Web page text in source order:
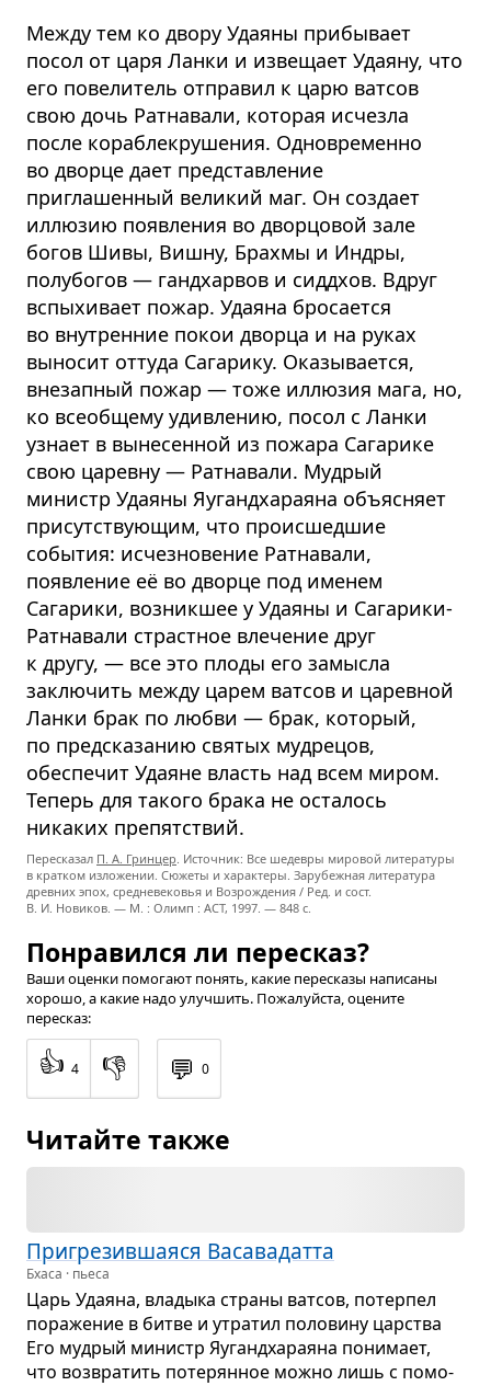
Между тем ко двору Удаяны прибывает
посол от царя Ланки и извещает Удаяну, что
его повелитель отправил к царю ватсов
свою дочь Ратнавали, которая исчезла
после корабле­крушения. Одновременно
во дворце дает представление
приглашенный великий маг. Он создает
иллюзию появления во дворцовой зале
богов Шивы, Вишну, Брахмы и Индры,
полубогов — гандхарвов и сиддхов. Вдруг
вспыхивает пожар. Удаяна бросается
во внутренние покои дворца и на руках
выносит оттуда Сагарику. Оказывается,
внезапный пожар — тоже иллюзия мага, но,
ко всеобщему удивлению, посол с Ланки
узнает в вынесенной из пожара Сагарике
свою царевну — Ратнавали. Мудрый
министр Удаяны Яугандхараяна объясняет
присутствующим, что происшедшие
события: исчезновение Ратнавали,
появление её во дворце под именем
Сагарики, возникшее у Удаяны и Сагарики-
Ратнавали страстное влечение друг
к другу, — все это плоды его замысла
заключить между царем ватсов и царевной
Ланки брак по любви — брак, который,
по предсказанию святых мудрецов,
обеспечит Удаяне власть над всем миром.
Теперь для такого брака не осталось
никаких препятствий.
Пересказал П. А. Гринцер . Источник: Все шедевры мировой литературы
в кратком изложении. Сюжеты и характеры. Зарубежная литература
древних эпох, средневековья и Возрождения / Ред. и сост.
В. И. Новиков. — М. : Олимп : ACT, 1997. — 848 с.
Понравился ли пересказ?
Ваши оценки помогают понять, какие пересказы написаны
хорошо, а какие надо улучшить. Пожалуйста, оцените
пересказ:
👍 4 👎 💬 0
Читайте также
При­гре­зив­ша­яся Васа­ва­датта
Бхаса · пьеса
Царь Уда­яна, вла­дыка страны ват­сов, потер­пел
пора­же­ние в битве и утра­тил поло­вину цар­ства
Его муд­рый министр Яуган­д­ха­ра­яна пони­мает,
что воз­вра­тить поте­рян­ное можно лишь с помо­